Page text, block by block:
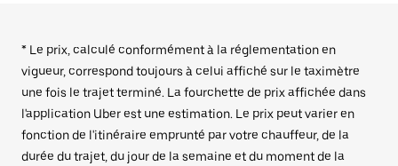
* Le prix, calculé conformément à la réglementation en
vigueur, correspond toujours à celui affiché sur le taximètre
une fois le trajet terminé. La fourchette de prix affichée dans
l'application Uber est une estimation. Le prix peut varier en
fonction de l'itinéraire emprunté par votre chauffeur, de la
durée du trajet, du jour de la semaine et du moment de la